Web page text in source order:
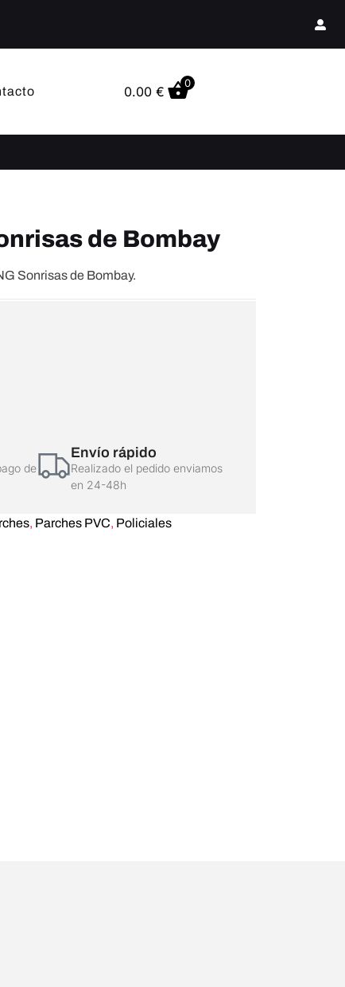
0.00 €
0
de Bombay
Sonrisas de Bombay.
de
Envío rápido
Realizado el pedido enviamos
en 24-48h
, Parches PVC, Policiales